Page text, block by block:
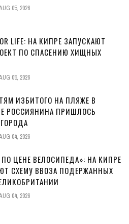
05, 2026
LIFE: НА КИПРЕ ЗАПУСКАЮТ
ПО СПАСЕНИЮ ХИЩНЫХ
05, 2026
ИЗБИТОГО НА ПЛЯЖЕ В
РОССИЯНИНА ПРИШЛОСЬ
04, 2026
ЦЕНЕ ВЕЛОСИПЕДА»: НА КИПРЕ
СХЕМУ ВВОЗА ПОДЕРЖАННЫХ
04, 2026